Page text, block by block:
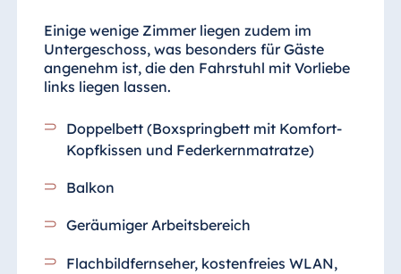
Einige wenige Zimmer liegen zudem im
Untergeschoss, was besonders für Gäste
angenehm ist, die den Fahrstuhl mit Vorliebe
links liegen lassen.
Doppelbett (Boxspringbett mit Komfort-
Kopfkissen und Federkernmatratze)
Balkon
Geräumiger Arbeitsbereich
Flachbildfernseher, kostenfreies WLAN,